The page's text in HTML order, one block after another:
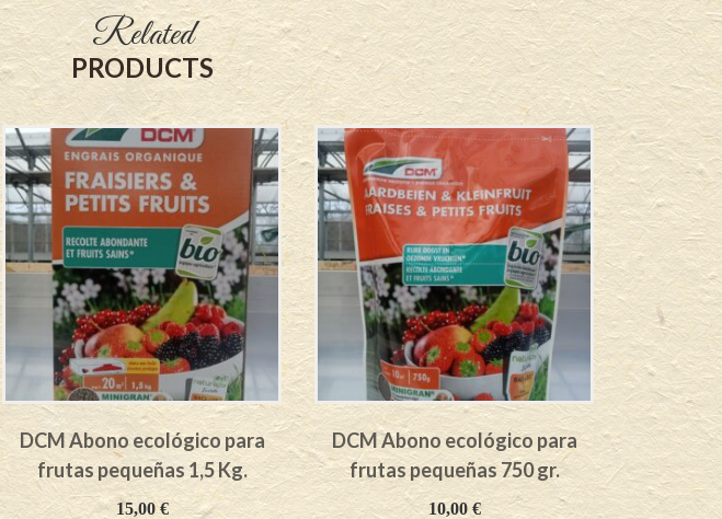
Related
PRODUCTS
DCM Abono ecológico para
frutas pequeñas 1,5 Kg.
15,00€
DCM Abono ecológico para
frutas pequeñas 750 gr.
10,00 €